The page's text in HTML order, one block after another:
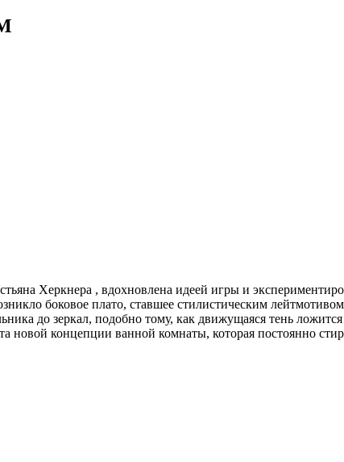
Херкнера , вдохновлена идеей игры и
боковое плато, ставшее стилистическим
до зеркал, подобно тому, как движущаяся тень
новой концепции ванной комнаты, которая постоянно